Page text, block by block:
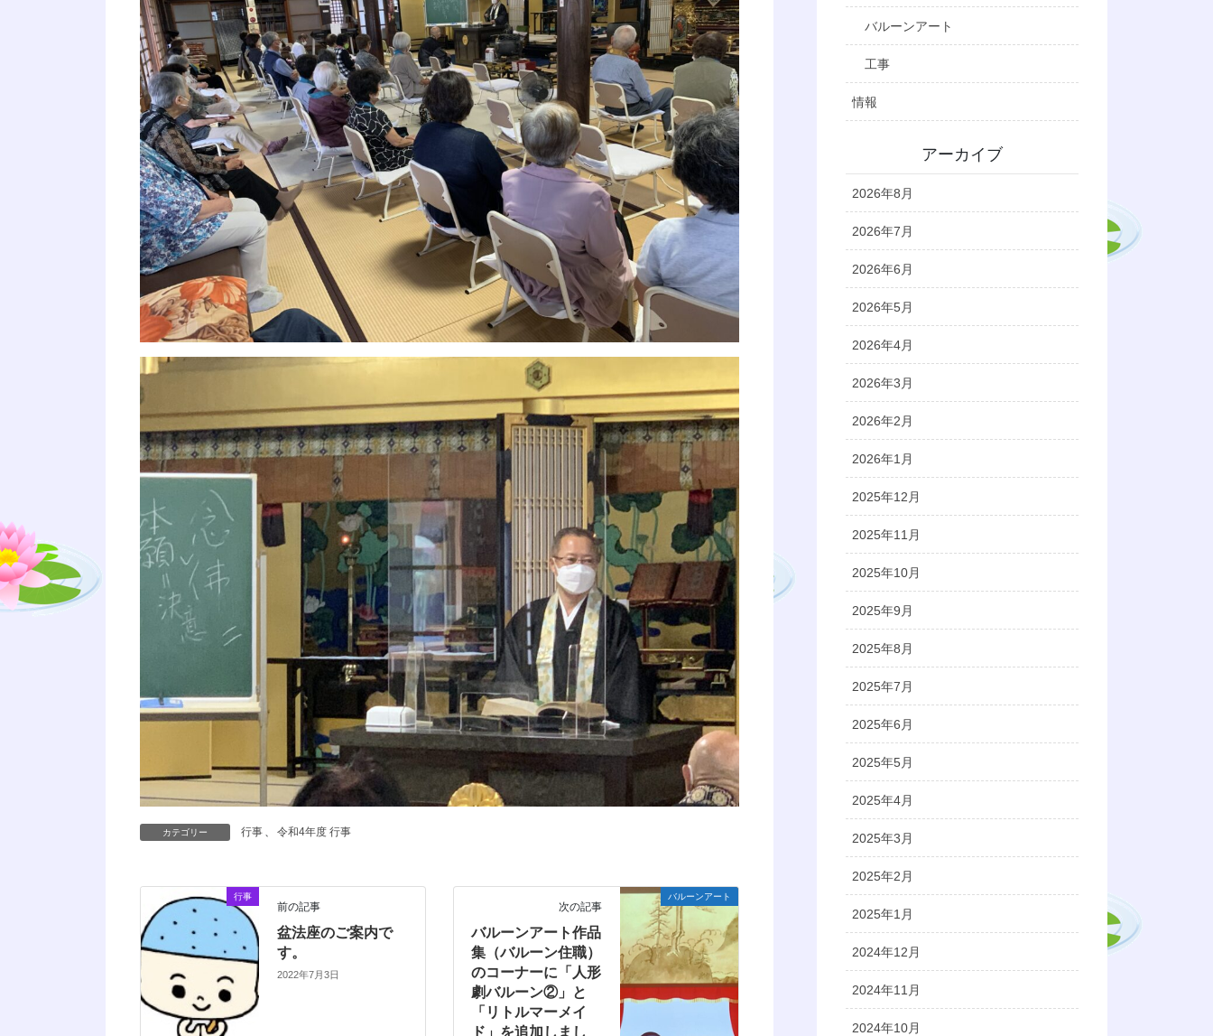
カテゴリー 行事 令和4年度 行事
行事
前の記事
盆法座のご案内で
す。
2022年7月3日
バルーンアート
次の記事
バルーンアート作品
集（バルーン住職）
のコーナーに「人形
劇バルーン②」と
「リトルマーメイ
ド」を追加しまし
バルーンアート
工事
情報
アーカイブ
2026年8月
2026年7月
2026年6月
2026年5月
2026年4月
2026年3月
2026年2月
2026年1月
2025年12月
2025年11月
2025年10月
2025年9月
2025年8月
2025年7月
2025年6月
2025年5月
2025年4月
2025年3月
2025年2月
2025年1月
2024年12月
2024年11月
2024年10月